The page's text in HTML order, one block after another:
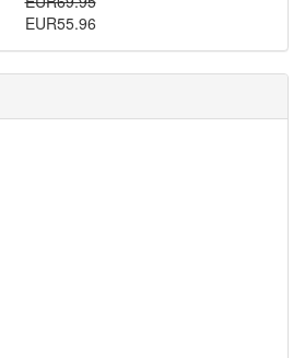
EUR55.96